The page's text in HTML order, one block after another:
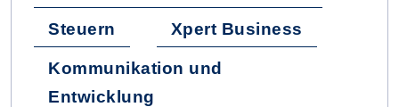
Steuern Xpert Business
Kommunikation und
Entwicklung